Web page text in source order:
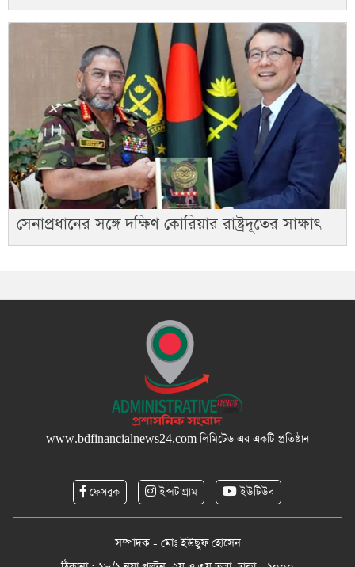
সেনাপ্রধানের সঙ্গে দক্ষিণ কোরিয়ার রাষ্ট্রদূতের সাক্ষাৎ
www.bdfinancialnews24.comলিমিটেড এর একটি প্রতিষ্ঠান
ফেসবুক ইন্সটাগ্রাম ইউটিউব
সম্পাদক - মোঃ ইউছুফ হোসেন